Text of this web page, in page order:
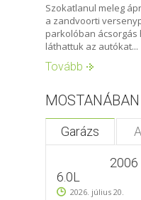
Szokatlanul meleg
a zandvoorti
parkolóban ácsorgás
láthattuk az autókat...
Tovább
Garázs
2006
6.0L
2026. július 20.